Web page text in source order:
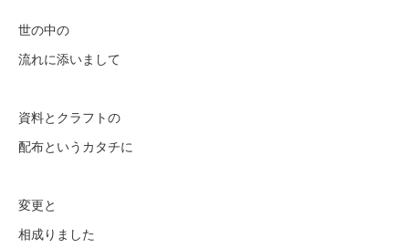
世の中の
流れに添いまして
資料とクラフトの
配布というカタチに
変更と
相成りました